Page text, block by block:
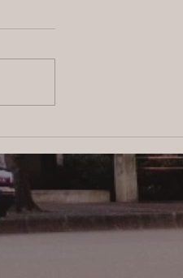
日目〜